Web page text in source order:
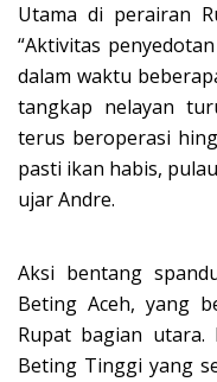
Utama di perairan
“Aktivitas
dalam waktu
tangkap nelayan
terus beroperasi
pasti ikan habis,
ujar Andre.
Aksi bentang
Beting Aceh, yang
Rupat bagian
Beting Tinggi yang